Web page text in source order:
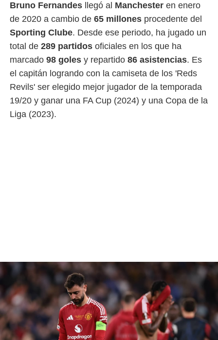
Bruno Fernandes llegó al Manchester en enero
de 2020 a cambio de 65 millones procedente del
Sporting Clube. Desde ese periodo, ha jugado un
total de 289 partidos oficiales en los que ha
marcado 98 goles y repartido 86 asistencias. Es
el capitán logrando con la camiseta de los 'Reds
Revils' ser elegido mejor jugador de la temporada
19/20 y ganar una FA Cup (2024) y una Copa de la
Liga (2023).